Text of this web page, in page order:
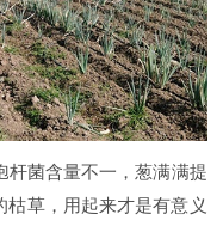
杆菌含量不一，葱满满提
草，用起来才是有意义